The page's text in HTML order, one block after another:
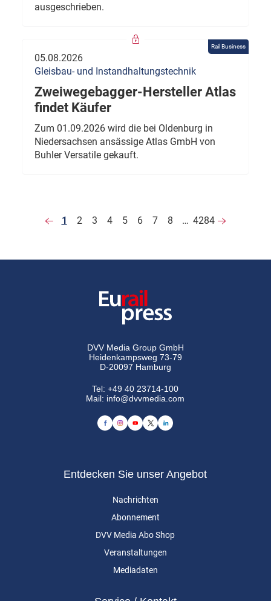
ausgeschrieben.
Rail Business
05.08.2026
Gleisbau- und Instandhaltungstechnik
Zweiwegebagger-Hersteller Atlas
findet Käufer
Zum 01.09.2026 wird die bei Oldenburg in
Niedersachsen ansässige Atlas GmbH von
Buhler Versatile gekauft.
1 2 3 4 5 6 7 8 … 4284
DVV Media Group GmbH
Heidenkampsweg 73-79
D-20097 Hamburg
Tel:+49 40 23714-100
Mail: info@dvvmedia.com
Entdecken Sie unser Angebot
Nachrichten
Abonnement
DVV Media Abo Shop
Veranstaltungen
Mediadaten